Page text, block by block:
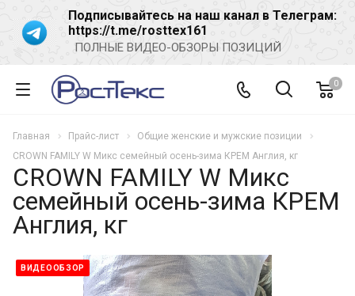
Подписывайтесь на наш канал в Телеграм:
https://t.me/rosttex161
ПОЛНЫЕ ВИДЕО-ОБЗОРЫ ПОЗИЦИЙ
0
Главная Прайс-лист
Общие женские и мужские позиции
CROWN FAMILY W Микс семейный осень-зима КРЕМ Англия, кг
CROWN FAMILY W Микс
семейный осень-зима КРЕМ
Англия, кг
ВИДЕООБЗОР